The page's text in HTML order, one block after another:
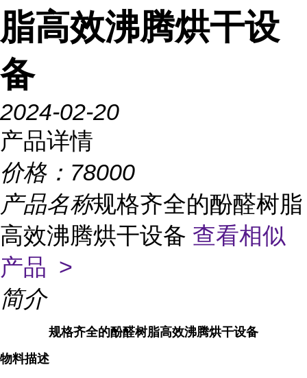
脂高效沸腾烘干设
备
2024-02-20
产品详情
价格： 78000
产品名称规格齐全的酚醛树脂
高效沸腾烘干设备 查看相似
产品 >
简介
规格齐全的酚醛树脂高效沸腾烘干设备
物料描述